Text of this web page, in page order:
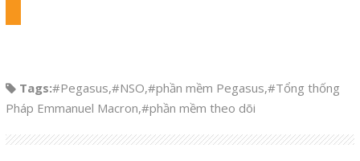
Tags:#Pegasus,#NSO,#phần mềm Pegasus,#Tổng thống
Pháp Emmanuel Macron,#phần mềm theo dõi